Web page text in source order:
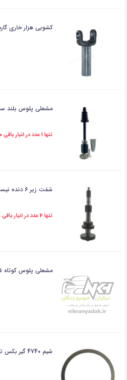
کشویی هزار خاری
مشعلی پلوس بلند سمند 22 خار راست-
تنها 1 عدد در انبار باقی مانده
شفت زیر 6 دنده نیسان دیزلی و بنزینی -کارماتک
تنها 4 عدد در انبار باقی مانده
مشعلی پلوس کوتاه 405 24 خار چپ-شتاب کار
شیم 4740 گیر بکس تیبا -کارماتک